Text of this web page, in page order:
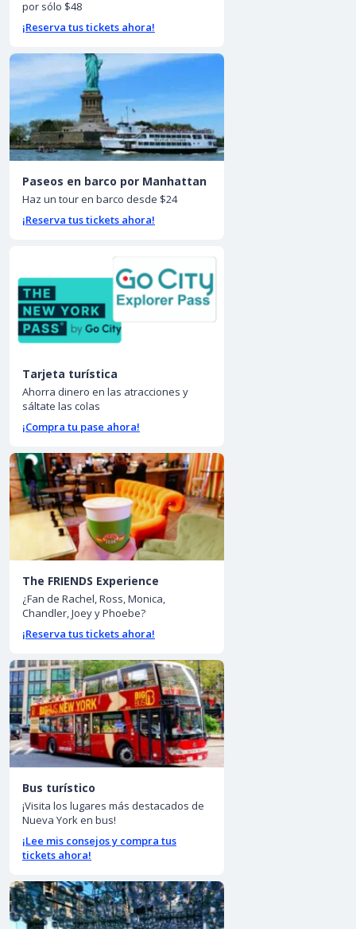
por sólo $48
¡Reserva tus tickets ahora!
Paseos en barco por Manhattan
Haz un tour en barco desde $24
¡Reserva tus tickets ahora!
Tarjeta turística
Ahorra dinero en las atracciones y
sáltate las colas
¡Compra tu pase ahora!
The FRIENDS Experience
¿Fan de Rachel, Ross, Monica,
Chandler, Joey y Phoebe?
¡Reserva tus tickets ahora!
Bus turístico
¡Visita los lugares más destacados de
Nueva York en bus!
¡Lee mis consejos y compra tus
tickets ahora!